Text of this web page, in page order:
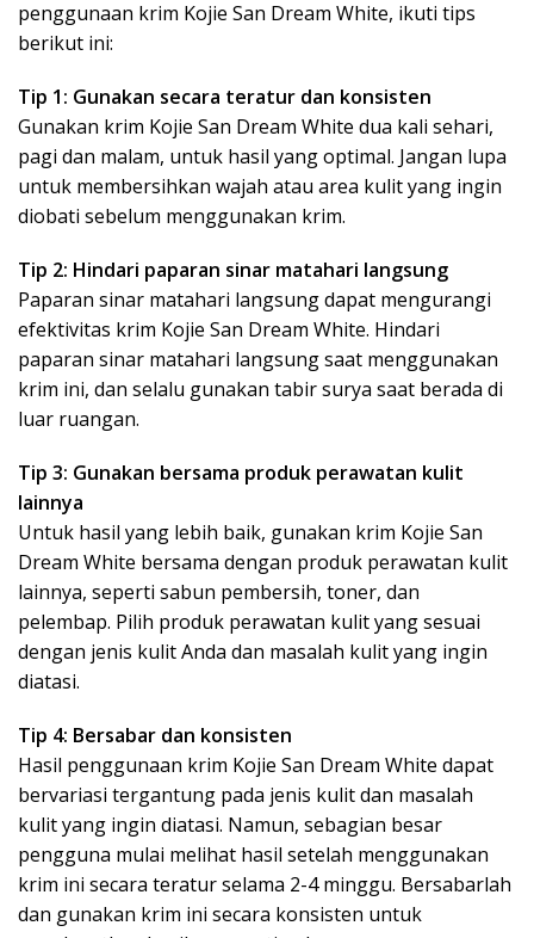
penggunaan krim Kojie San Dream White, ikuti tips
berikut ini:
Tip 1: Gunakan secara teratur dan konsisten
Gunakan krim Kojie San Dream White dua kali sehari,
pagi dan malam, untuk hasil yang optimal. Jangan lupa
untuk membersihkan wajah atau area kulit yang ingin
diobati sebelum menggunakan krim.
Tip 2: Hindari paparan sinar matahari langsung
Paparan sinar matahari langsung dapat mengurangi
efektivitas krim Kojie San Dream White. Hindari
paparan sinar matahari langsung saat menggunakan
krim ini, dan selalu gunakan tabir surya saat berada di
luar ruangan.
Tip 3: Gunakan bersama produk perawatan kulit
lainnya
Untuk hasil yang lebih baik, gunakan krim Kojie San
Dream White bersama dengan produk perawatan kulit
lainnya, seperti sabun pembersih, toner, dan
pelembap. Pilih produk perawatan kulit yang sesuai
dengan jenis kulit Anda dan masalah kulit yang ingin
diatasi.
Tip 4: Bersabar dan konsisten
Hasil penggunaan krim Kojie San Dream White dapat
bervariasi tergantung pada jenis kulit dan masalah
kulit yang ingin diatasi. Namun, sebagian besar
pengguna mulai melihat hasil setelah menggunakan
krim ini secara teratur selama 2-4 minggu. Bersabarlah
dan gunakan krim ini secara konsisten untuk